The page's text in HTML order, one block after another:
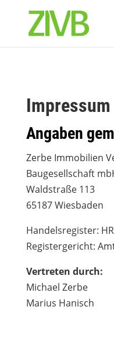
Impressum
Angaben
Zerbe Immobilien
Baugesellschaft
Waldstraße 113
65187 Wiesbaden
Handelsregister:
Registergericht:
Vertreten durch:
Michael Zerbe
Marius Hanisch